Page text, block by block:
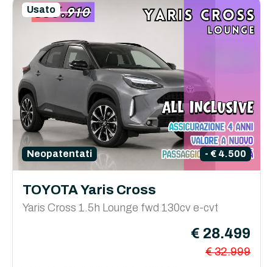
Usato
Neopatentati - € 4.500
TOYOTA Yaris Cross
Yaris Cross 1.5h Lounge fwd 130cv e-cvt
€ 28.499
€ 32.999